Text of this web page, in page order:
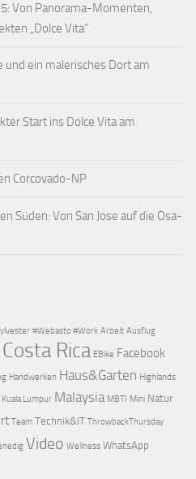
Von Panorama-Momenten,
„Dolce Vita“
und ein malerisches Dort am
Start ins Dolce Vita am
Corcovado-NP
Süden: Von San Jose auf die Osa-
#Webasto #Work Arbeit Ausflug
Costa Rica EBike Facebook
Handwerken Haus&Garten Highlands
Kuala Lumpur Malaysia MBTI Mini Natur
Team Technik&IT ThrowbackThursday
Video Wellness WhatsApp